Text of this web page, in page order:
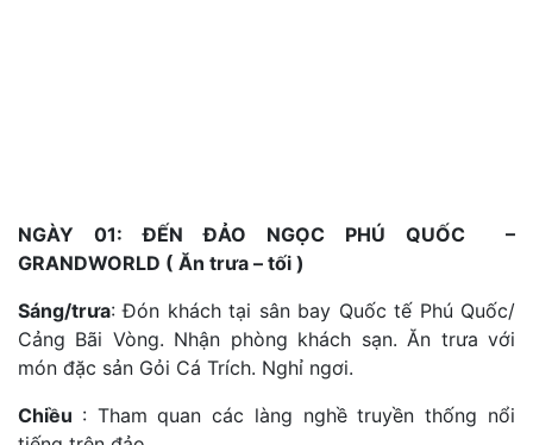
NGÀY 01: ĐẾN ĐẢO NGỌC PHÚ QUỐC –
GRANDWORLD ( Ăn trưa – tối )
Sáng/trưa: Đón khách tại sân bay Quốc tế Phú Quốc/
Cảng Bãi Vòng. Nhận phòng khách sạn. Ăn trưa với
món đặc sản Gỏi Cá Trích. Nghỉ ngơi.
Chiều :Tham quan các làng nghề truyền thống nổi